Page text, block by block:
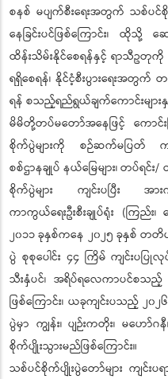
စနစ် မပျက်စီးရေးအတွက် သစ်ပင်စို
နေခြင်းပင်ဖြစ်ကြောင်း၊ ထို
ထိန်းသိမ်းနိုင်စေရန်နှင့် ရာသီဥတု
ရရှိစေရန်၊ နိုင်ငံ့စီးပွားရေးအ
ရန် စသည့်ရည်ရွယ်ချက်ကောင်းများ
မိမိတို့တပ်မတော်အနေဖြင့် ကောင်
စိုက်ပွဲများကို စဉ်ဆက်မပြတ် ကျင်း
စစ်ဌာနချုပ် နယ်မြေများ၊ တပ်
စိုက်ပွဲများ ကျင်းပပြီး အ
ကာကွယ်ရေးဦးစီးချုပ်ရုံး (ကြည်း၊
၂၀၁၁ ခုနှစ်ကနေ ၂၀၂၅ ခုနှစ်
ပွဲ စုစုပေါင်း ၄၄ ကြိမ် ကျင်းပပြု
သီးနှံပင်၊ အရိပ်ရလေကာပင်စသည့်
ဖြစ်ကြောင်း၊ ယခုကျင်းပသည့် ၂
ပွဲမှာ ကျွန်း၊ ပျဉ်းကတိုး၊ မဟော်
စိုက်ပျိုးသွားမည်ဖြစ်ကြောင်း။
သစ်ပင်စိုက်ပျိုးပွဲတော်များ ကျင်း